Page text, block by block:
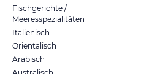
Fischgerichte /
Meeresspezialitäten
Italienisch
Orientalisch
Arabisch